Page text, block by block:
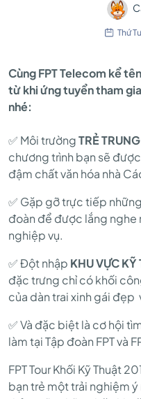
ĐỘNG
FPT
TOUR
KHỐI
KỸ
THUẬT
2018
Thứ
Cùng FPT Telecom kể
từ khi ứng tuyển tham gia
nhé:
✅ Môi trườngTRẺ
chương trình bạn sẽ
đậm chất văn hóa nhà
✅ Gặp gỡ trực tiếp
đoàn để được lắng nghe
nghiệp vụ.
✅ Đột nhập KHU VỰC KỸ
đặc trưng chỉ có khối
của dàn trai xinh gái đẹp
✅ Và đặc biệt là cơ hội
làm tại Tập đoàn FPT và
FPT Tour Khối Kỹ Thuật
bạn trẻ một trải nghiệm